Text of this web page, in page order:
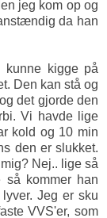
jeg kom op og
da han
kigge på
Den kan stå og
det gjorde den
Vi havde lige
kold og 10 min
den er slukket.
Nej.. lige så
så kommer han
Jeg er sku
VVS'er, som